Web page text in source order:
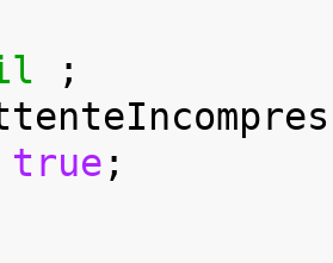
;
true ;